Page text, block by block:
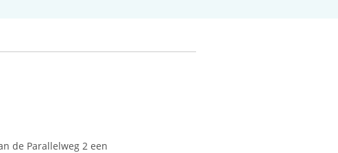
de Parallelweg 2 een